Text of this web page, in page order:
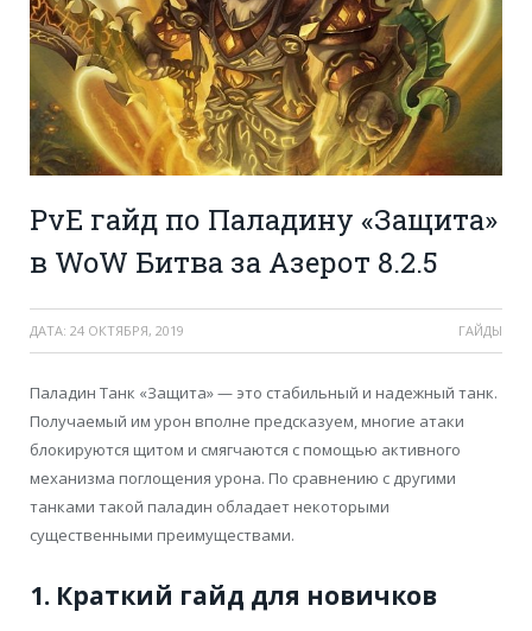
PvE гайд по Паладину «Защита»
в WoW Битва за Азерот 8.2.5
ДАТА: 24 ОКТЯБРЯ, 2019 ГАЙДЫ
Паладин Танк «Защита» — это стабильный и надежный танк.
Получаемый им урон вполне предсказуем, многие атаки
блокируются щитом и смягчаются с помощью активного
механизма поглощения урона. По сравнению с другими
танками такой паладин обладает некоторыми
существенными преимуществами.
1. Краткий гайд для новичков